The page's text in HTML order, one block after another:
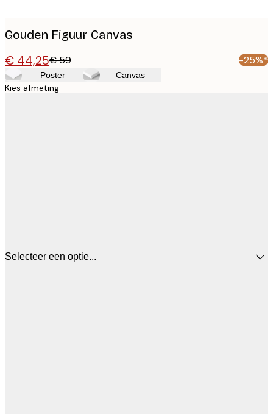
Gouden Figuur Canvas
€ 44,25€ 59 -25%*
Poster Canvas
Kies afmeting
Selecteer een optie...